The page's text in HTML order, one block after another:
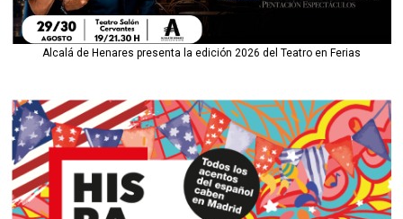
Alcalá de Henares presenta la edición 2026 del Teatro en Ferias